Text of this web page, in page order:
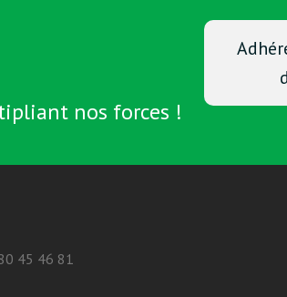
nos forces !
45 46 81